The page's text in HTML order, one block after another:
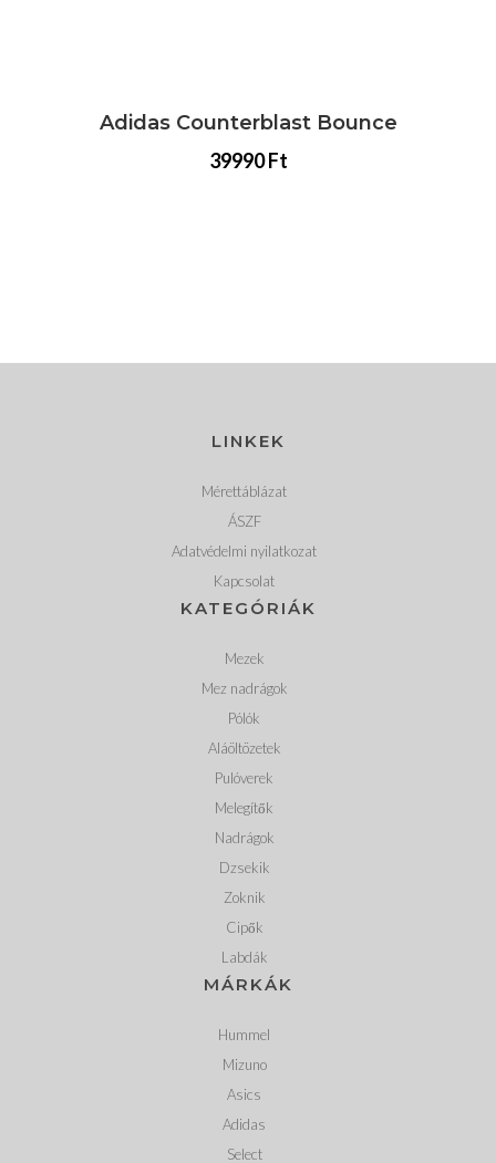
Adidas Stabil X női
49990 Ft
LINKEK
Mérettáblázat
ÁSZF
Adatvédelmi nyilatkozat
Kapcsolat
KATEGÓRIÁK
Mezek
Mez nadrágok
Pólók
Aláöltözetek
Pulóverek
Melegítők
Nadrágok
Dzsekik
Zoknik
Cipők
Labdák
MÁRKÁK
Hummel
Mizuno
Asics
Adidas
Select